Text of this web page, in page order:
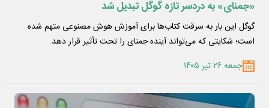
«جمنای» به دردسر تازه گوگل تبدیل شد
گوگل این بار به سرقت کتاب‌ها برای آموزش هوش مصنوعی متهم شده
است؛ شکایتی که می‌تواند آینده جمنای را تحت تأثیر قرار دهد.
جمعه ۲۶ تیر ۱۴۰۵